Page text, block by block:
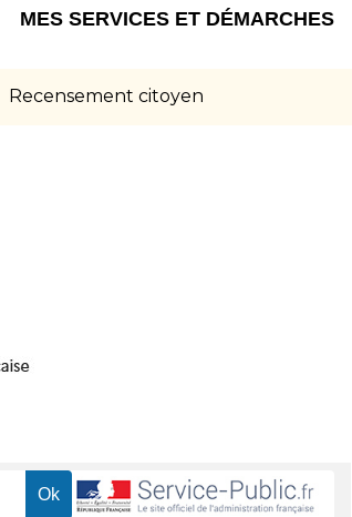
MES SERVICES ET DÉMARCHES
Recensement citoyen